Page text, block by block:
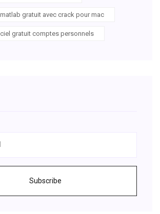
gratuit avec crack pour mac
gratuit comptes personnels
Subscribe